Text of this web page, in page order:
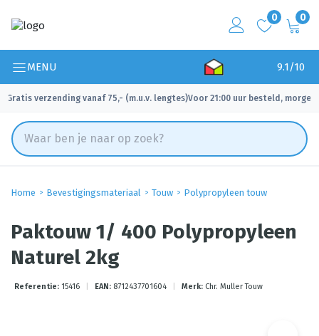
0 0
MENU 9.1/10
Gratis verzending vanaf 75,- (m.u.v. lengtes)
✓ Voor 21:00 uur besteld, morgen
Home Bevestigingsmateriaal Touw Polypropyleen touw
Paktouw 1/ 400 Polypropyleen
Naturel 2kg
Referentie: 15416 EAN: 8712437701604 Merk: Chr. Muller Touw